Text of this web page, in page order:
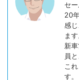
セ
20
感
ます
新
員
こ
す。